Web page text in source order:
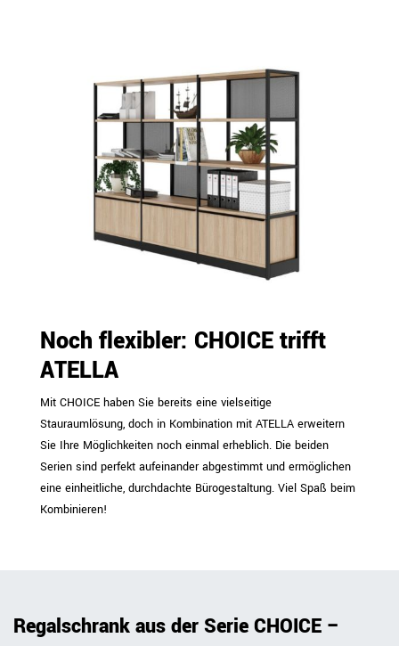
Noch flexibler: CHOICE trifft
ATELLA
Mit CHOICE haben Sie bereits eine vielseitige
Stauraumlösung, doch in Kombination mit ATELLA erweitern
Sie Ihre Möglichkeiten noch einmal erheblich. Die beiden
Serien sind perfekt aufeinander abgestimmt und ermöglichen
eine einheitliche, durchdachte Bürogestaltung. Viel Spaß beim
Kombinieren!
Regalschrank aus der Serie CHOICE –